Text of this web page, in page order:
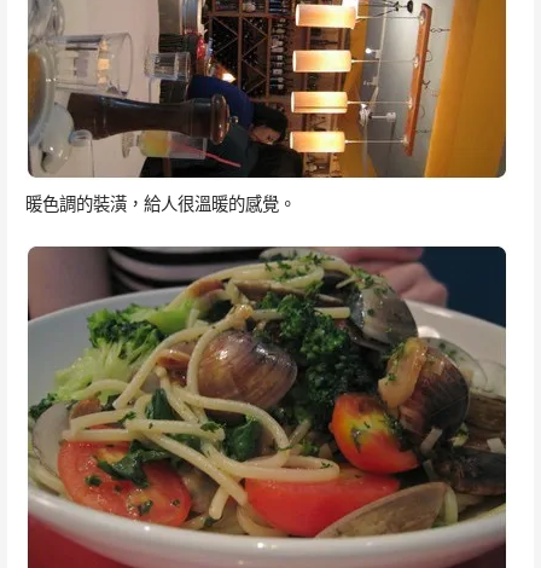
暖色調的裝潢，給人很溫暖的感覺。